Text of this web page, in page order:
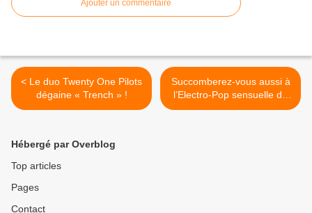
Ajouter un commentaire
< Le duo Twenty One Pilots
dégaine « Trench » !
Succomberez-vous aussi à
l’Electro-Pop sensuelle de
Kristina Bazan ? >
Hébergé par Overblog
Top articles
Pages
Contact